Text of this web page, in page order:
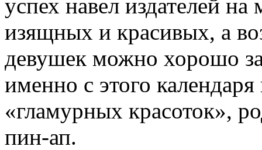
успех навел издателей
изящных и красивых, а
девушек можно хорошо
именно с этого
«гламурных красоток»,
пин-ап.